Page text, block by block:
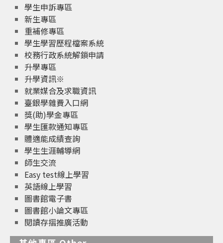
學生申訴專區
新生專區
重補修專區
學生學習歷程檔案系統
校務行政系統解鎖申請
升學專區
升學資訊※
就業媒合及求職資訊
臺銀學雜費入口網
獎(助)學金專區
學生匯款通知專區
體適能成績查詢
學生生涯輔導網
師生交流
Easy test線上學習
英語線上學習
圖書館電子書
圖書館小論文專區
閱讀存摺推廣活動